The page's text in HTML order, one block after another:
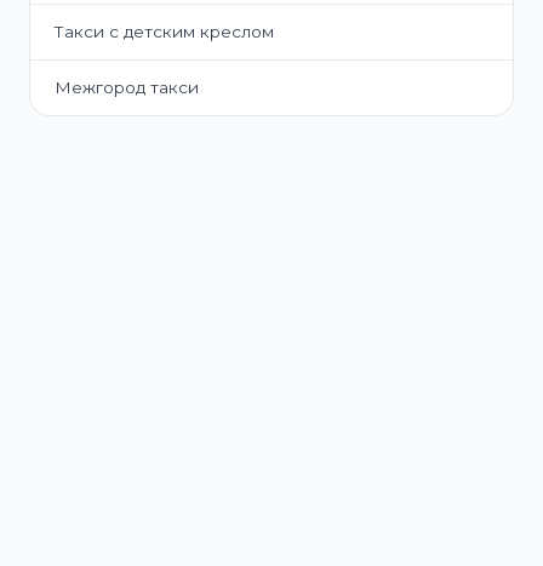
Такси с детским креслом
Межгород такси